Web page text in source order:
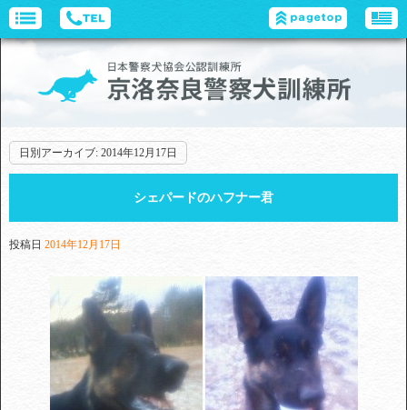
日別アーカイブ: 2014年12月17日
シェパードのハフナー君
投稿日 2014年12月17日